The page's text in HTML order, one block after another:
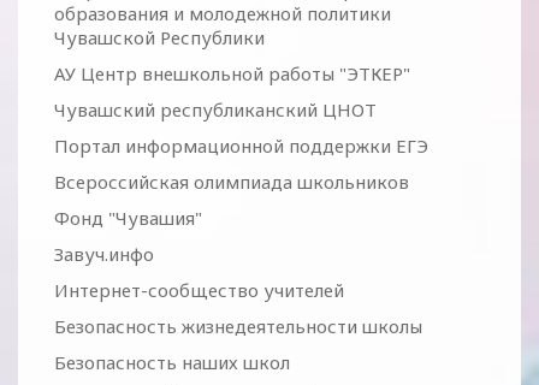
образования и молодежной политики
Чувашской Республики
АУ Центр внешкольной работы "ЭТКЕР"
Чувашский республиканский ЦНОТ
Портал информационной поддержки ЕГЭ
Всероссийская олимпиада школьников
Фонд "Чувашия"
Завуч.инфо
Интернет-сообщество учителей
Безопасность жизнедеятельности школы
Безопасность наших школ